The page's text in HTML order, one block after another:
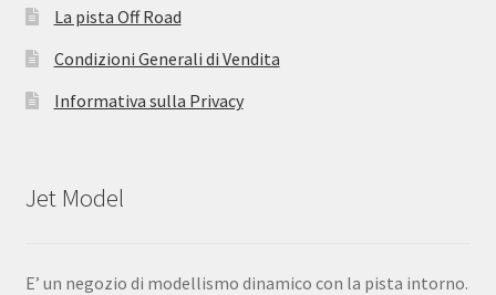
La pista Off Road
Condizioni Generali di Vendita
Informativa sulla Privacy
Jet Model
E’ un negozio di modellismo dinamico con la pista intorno.